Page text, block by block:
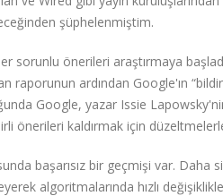
şüphelenmiştim.
önerileri araştırmaya
raporunun ardından Google'ın
Google, yazar Issie
önerileri kaldırmak için
başarısız bir geçmişi var. Daha
algoritmalarında hızlı